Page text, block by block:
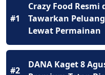
#1
Crazy Food Resmi
Tawarkan
Lewat Permainan
#2
DANA Kaget 8